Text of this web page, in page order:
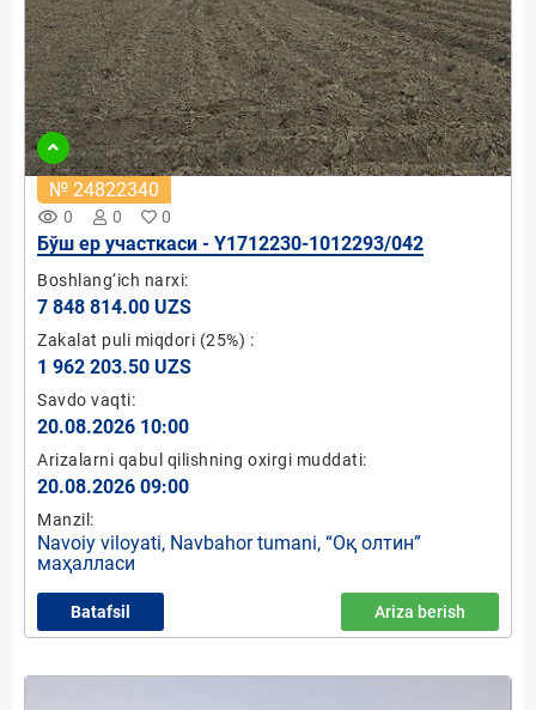
remove_red_eye 0 0 0
№ 24822340
Бўш ер участкаси - Y1712230-1012293/042
Boshlang‘ich narxi:
7 848 814.00 UZS
Zakalat puli miqdori (25%) :
1 962 203.50 UZS
Savdo vaqti:
20.08.2026 10:00
Arizalarni qabul qilishning oxirgi muddati:
20.08.2026 09:00
Manzil:
Navoiy viloyati, Navbahor tumani, “Оқ олтин”
маҳалласи
Batafsil Ariza berish